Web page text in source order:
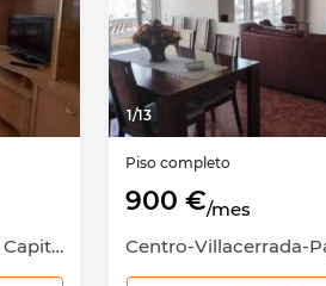
El Pilar-San Pablo, Albacete Capital, Albacete
1/13
Piso completo
900 €/mes